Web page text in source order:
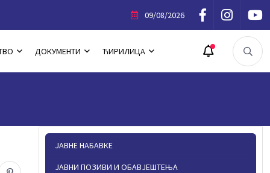
„Љето у Источном Новом Сарајеву“
09/08/2026
ДОКУМЕНТИ ЋИРИЛИЦА
ЈАВНЕ НАБАВКЕ
ЈАВНИ ПОЗИВИ И ОБАВЈЕШТЕЊА